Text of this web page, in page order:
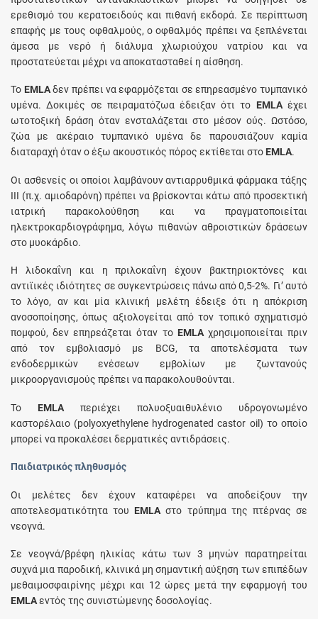
ερεθισμό του κερατοειδούς και πιθανή εκδορά. Σε περίπτωση
επαφής με τους οφθαλμούς, ο οφθαλμός πρέπει να ξεπλένεται
άμεσα με νερό ή διάλυμα χλωριούχου νατρίου και να
προστατεύεται μέχρι να αποκατασταθεί η αίσθηση.
Το EMLAδεν πρέπει να εφαρμόζεται σε επηρεασμένο τυμπανικό
υμένα. Δοκιμές σε πειραματόζωα έδειξαν ότι το EMLAέχει
ωτοτοξική δράση όταν ενσταλάζεται στο μέσον ούς. Ωστόσο,
ζώα με ακέραιο τυμπανικό υμένα δε παρουσιάζουν καμία
διαταραχή όταν ο έξω ακουστικός πόρος εκτίθεται στο EMLA.
Οι ασθενείς οι οποίοι λαμβάνουν αντιαρρυθμικά φάρμακα τάξης
ΙΙΙ (π.χ. αμιοδαρόνη) πρέπει να βρίσκονται κάτω από προσεκτική
ιατρική παρακολούθηση και να πραγματοποιείται
ηλεκτροκαρδιογράφημα, λόγω πιθανών αθροιστικών δράσεων
στο μυοκάρδιο.
Η λιδοκαΐνη και η πριλοκαΐνη έχουν βακτηριοκτόνες και
αντιϊικές ιδιότητες σε συγκεντρώσεις πάνω από 0,5-2%. Γι’ αυτό
το λόγο, αν και μία κλινική μελέτη έδειξε ότι η απόκριση
ανοσοποίησης, όπως αξιολογείται από τον τοπικό σχηματισμό
πομφού, δεν επηρεάζεται όταν το EMLAχρησιμοποιείται πριν
από τον εμβολιασμό με BCG, τα αποτελέσματα των
ενδοδερμικών ενέσεων εμβολίων με ζωντανούς
μικροοργανισμούς πρέπει να παρακολουθούνται.
Το EMLA περιέχει πολυοξυαιθυλένιο υδρογονωμένο
καστορέλαιο (polyoxyethylene hydrogenated castor oil) το οποίο
μπορεί να προκαλέσει δερματικές αντιδράσεις.
Παιδιατρικός πληθυσμός
Οι μελέτες δεν έχουν καταφέρει να αποδείξουν την
αποτελεσματικότητα του EMLA στο τρύπημα της πτέρνας σε
νεογνά.
Σε νεογνά/βρέφη ηλικίας κάτω των 3 μηνών παρατηρείται
συχνά μια παροδική, κλινικά μη σημαντική αύξηση των επιπέδων
μεθαιμοσφαιρίνης μέχρι και 12 ώρες μετά την εφαρμογή του
EMLAεντός της συνιστώμενης δοσολογίας.